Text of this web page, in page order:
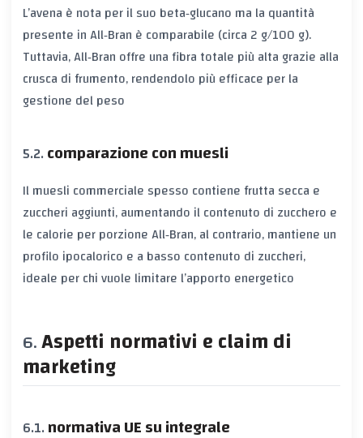
L’avena è nota per il suo beta‑glucano ma la quantità
presente in All‑Bran è comparabile (circa 2 g/100 g).
Tuttavia, All‑Bran offre una fibra totale più alta grazie alla
crusca di frumento, rendendolo più efficace per la
gestione del peso
comparazione con muesli
Il muesli commerciale spesso contiene frutta secca e
zuccheri aggiunti, aumentando ilcontenuto di zucchero e
le calorie per porzioneAll‑Bran, al contrario, mantiene un
profilo ipocalorico e a basso contenuto di zuccheri,
ideale per chi vuole limitare l’apporto energetico
Aspetti normativi e claim di
marketing
normativa UE su integrale